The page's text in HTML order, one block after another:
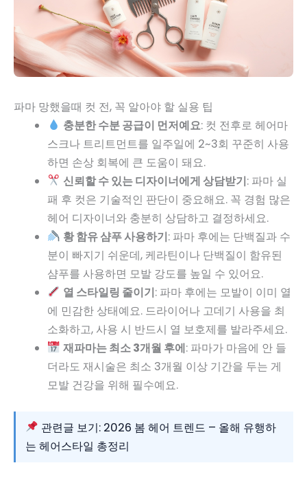
파마 망했을때 컷 전, 꼭 알아야 할 실용 팁
충분한 수분 공급이 먼저예요: 컷 전후로 헤어마
스크나 트리트먼트를 일주일에 2~3회 꾸준히 사용
하면 손상 회복에 큰 도움이 돼요.
신뢰할 수 있는 디자이너에게 상담받기: 파마 실
패 후 컷은 기술적인 판단이 중요해요. 꼭 경험 많은
헤어 디자이너와 충분히 상담하고 결정하세요.
황 함유 샴푸 사용하기: 파마 후에는 단백질과 수
분이 빠지기 쉬운데, 케라틴이나 단백질이 함유된
샴푸를 사용하면 모발 강도를 높일 수 있어요.
열 스타일링 줄이기: 파마 후에는 모발이 이미 열
에 민감한 상태예요. 드라이어나 고데기 사용을 최
소화하고, 사용 시 반드시 열 보호제를 발라주세요.
재파마는 최소 3개월 후에: 파마가 마음에 안 들
더라도 재시술은 최소 3개월 이상 기간을 두는 게
모발 건강을 위해 필수예요.
관련글 보기: 2026 봄 헤어 트렌드 – 올해 유행하
는 헤어스타일 총정리